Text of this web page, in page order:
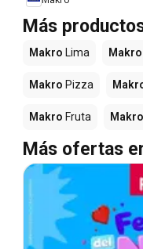
Más
Makro Lima Makro
Makro Pizza
Makro Fruta Makro
Más ofertas